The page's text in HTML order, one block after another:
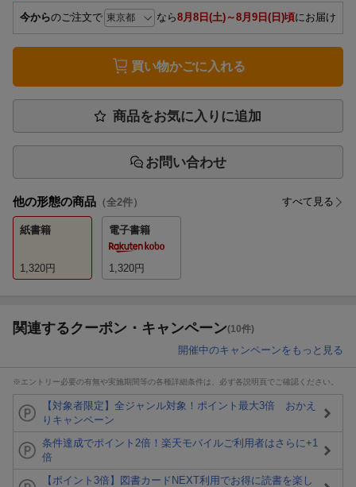
今からのご注文で なら8月8日(土)～8月9日(日)頃にお届け
買い物かごに入れる
商品をお気に入りに追加
お問い合わせ
他の形態の商品 （全2件） すべて見る
紙書籍
1,320円
電子書籍
1,320円
関連するクーポン・キャンペーン(10件)
開催中のキャンペーンをもっと見る
※エントリー必要の有無や実施期間等の各種詳細条件は、必ず各説明頁でご確認ください。
【対象者限定】全ジャンル対象！ポイント最大3倍 おかえ
りキャンペーン
条件達成でポイント2倍！楽天モバイルご利用者はさらに+1
倍
【ポイント3倍】図書カードNEXT利用でお得に読書を楽し